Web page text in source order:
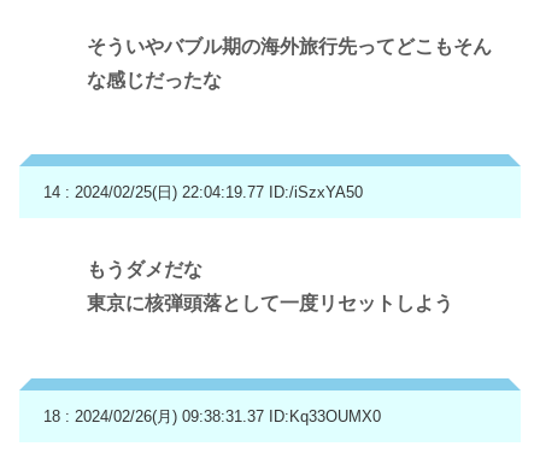
そういやバブル期の海外旅行先ってどこもそん
な感じだったな
14 : 2024/02/25(日) 22:04:19.77 ID:/iSzxYA50
もうダメだな
東京に核弾頭落として一度リセットしよう
18 : 2024/02/26(月) 09:38:31.37 ID:Kq33OUMX0